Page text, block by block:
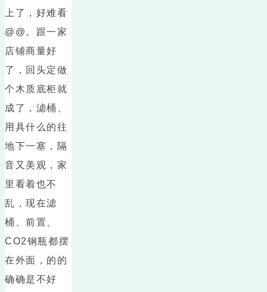
上了，好难看
@@。跟一家
店铺商量好
了，回头定做
个木质底柜就
成了，滤桶、
用具什么的往
地下一塞，隔
音又美观，家
里看着也不
乱，现在滤
桶、前置、
CO2钢瓶都摆
在外面，的的
确确是不好